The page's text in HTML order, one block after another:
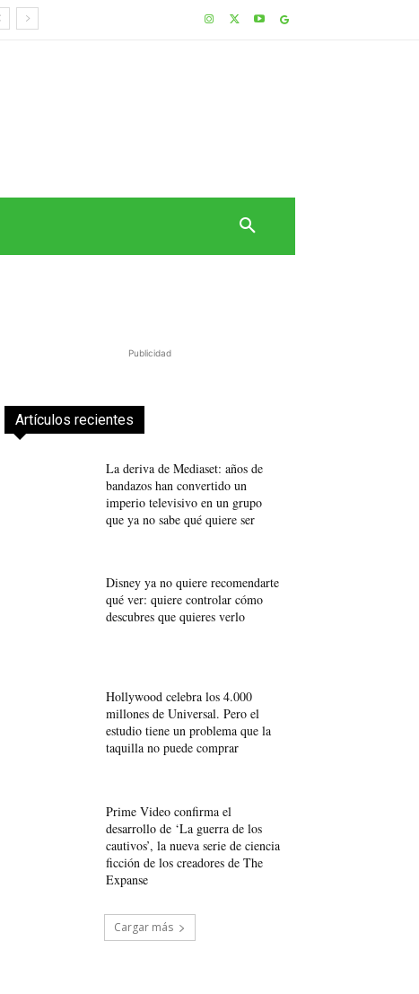
Publicidad
Artículos recientes
La deriva de Mediaset: años de
bandazos han convertido un
imperio televisivo en un grupo
que ya no sabe qué quiere ser
Disney ya no quiere recomendarte
qué ver: quiere controlar cómo
descubres que quieres verlo
Hollywood celebra los 4.000
millones de Universal. Pero el
estudio tiene un problema que la
taquilla no puede comprar
Prime Video confirma el
desarrollo de ‘La guerra de los
cautivos’, la nueva serie de ciencia
ficción de los creadores de The
Expanse
Cargar más